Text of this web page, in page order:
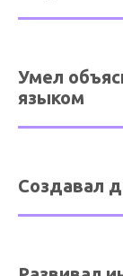
Умел
языком
Создавал